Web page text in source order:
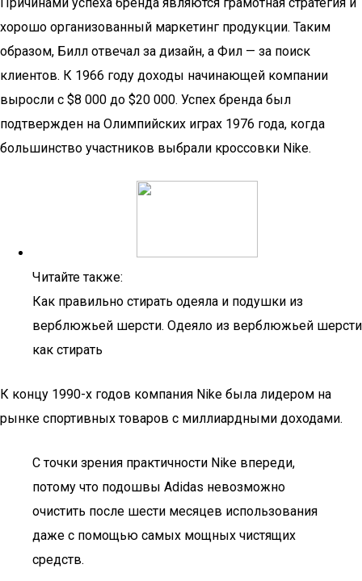
хорошо организованный маркетинг продукции. Таким
образом, Билл отвечал за дизайн, а Фил — за поиск
клиентов. К 1966 году доходы начинающей компании
выросли с $8 000 до $20 000. Успех бренда был
подтвержден на Олимпийских играх 1976 года, когда
большинство участников выбрали кроссовки Nike.
Читайте также:
Как правильно стирать одеяла и подушки из
верблюжьей шерсти. Одеяло из верблюжьей шерсти
как стирать
К концу 1990-х годов компания Nike была лидером на
рынке спортивных товаров с миллиардными доходами.
С точки зрения практичности Nike впереди,
потому что подошвы Adidas невозможно
очистить после шести месяцев использования
даже с помощью самых мощных чистящих
средств.